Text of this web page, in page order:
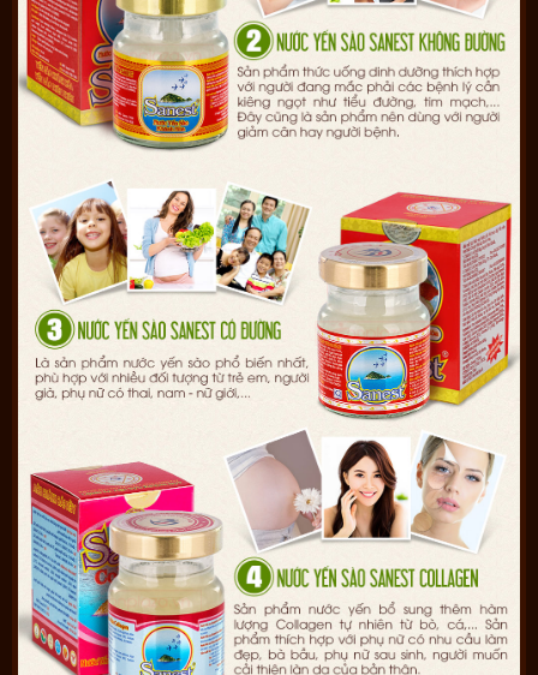
Người có thai trên 3 tháng và đang cho con bú.
Người thường xuyên bị đau đầu, hoa mắt, chóng mắt.
Trẻ em suy dinh dưỡng còi cọc…
Lưu ý:
– Sản phẩm không phải là thuốc không có tác dụng thay thế
thuốc chữa bệnh.
– Tác dụng của sản phẩm có thể thay đổi tùy theo tình trạng cơ
địa của mỗi người.
Giấy chứng nhận của nước yến sanest Khánh Hòa